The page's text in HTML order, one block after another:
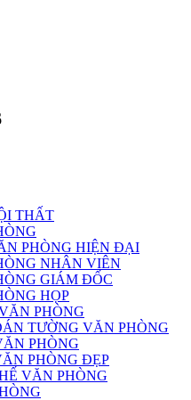
THẤT
PHÒNG HIỆN ĐẠI
NHÂN VIÊN
GIÁM ĐỐC
HỌP
PHÒNG
TƯỜNG VĂN PHÒNG
PHÒNG
PHÒNG ĐẸP
VĂN PHÒNG